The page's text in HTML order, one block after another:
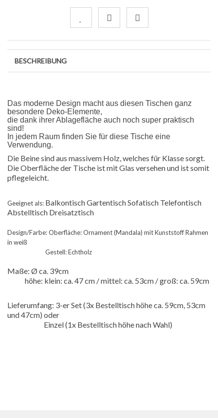
BESCHREIBUNG
Das moderne Design macht aus diesen Tischen ganz
besondere Deko-Elemente,
die dank ihrer Ablagefläche auch noch super praktisch
sind!
In jedem Raum finden Sie für diese Tische eine
Verwendung.
Die Beine sind aus massivem Holz, welches für Klasse sorgt.
Die Oberfläche der Tische ist mit Glas versehen und ist somit
pflegeleicht.
Geeignet als: Balkontisch Gartentisch Sofatisch Telefontisch
Abstelltisch Dreisatztisch
Design/Farbe: Oberfläche: Ornament (Mandala) mit Kunststoff Rahmen
in weiß
Gestell: Echtholz
Maße: Ø ca. 39cm
höhe: klein: ca. 47 cm / mittel: ca. 53cm / groß: ca. 59cm
Lieferumfang: 3-er Set (3x Bestelltisch höhe ca. 59cm, 53cm
und 47cm) oder
Einzel (1x Bestelltisch höhe nach Wahl)